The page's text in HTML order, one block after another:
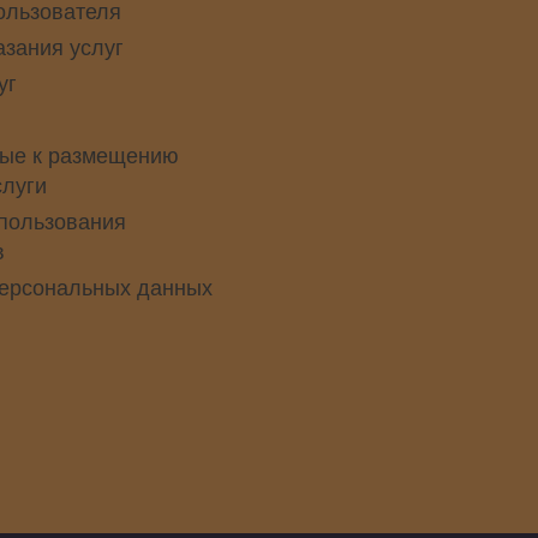
услуг
к размещению
данных